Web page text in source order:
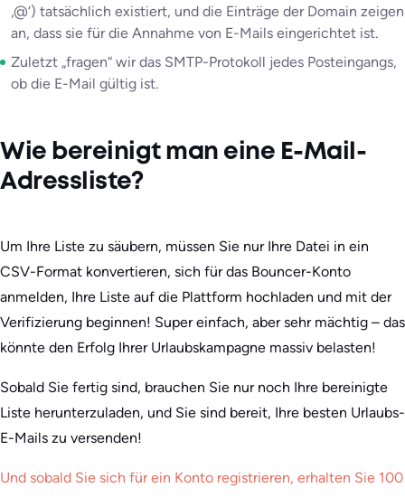
‚@‘) tatsächlich existiert, und die Einträge der Domain zeigen
an, dass sie für die Annahme von E-Mails eingerichtet ist.
Zuletzt „fragen“ wir das SMTP-Protokoll jedes Posteingangs,
ob die E-Mail gültig ist.
Wie bereinigt man eine E-Mail-
Adressliste?
Um Ihre Liste zu säubern, müssen Sie nur Ihre Datei in ein
CSV-Format konvertieren, sich für das Bouncer-Konto
anmelden, Ihre Liste auf die Plattform hochladen und mit der
Verifizierung beginnen! Super einfach, aber sehr mächtig – das
könnte den Erfolg Ihrer Urlaubskampagne massiv belasten!
Sobald Sie fertig sind, brauchen Sie nur noch Ihre bereinigte
Liste herunterzuladen, und Sie sind bereit, Ihre besten Urlaubs-
E-Mails zu versenden!
Und sobald Sie sich für ein Konto registrieren, erhalten Sie 100